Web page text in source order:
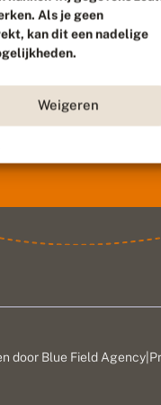
Als je geen
kan dit een nadelige
Weigeren
door Blue Field Agency